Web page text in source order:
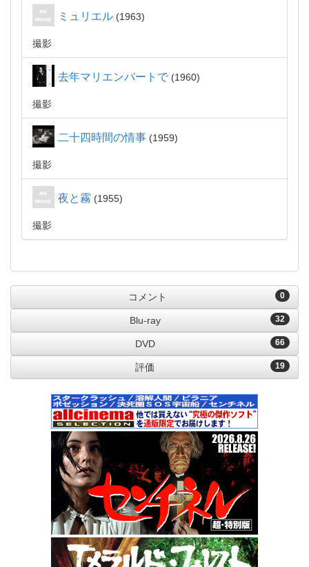
ミュリエル 1963
撮影
去年マリエンバートで 1960
撮影
二十四時間の情事 1959
撮影
夜と霧 1955
撮影
0
コメント
32
Blu-ray
66
DVD
19
評価